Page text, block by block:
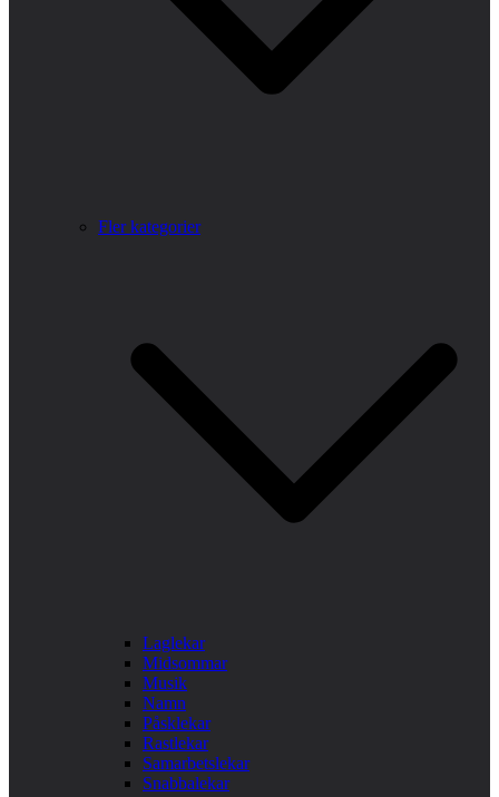
Fler kategorier
Laglekar
Midsommar
Musik
Namn
Påsklekar
Rastlekar
Samarbetslekar
Snabbalekar